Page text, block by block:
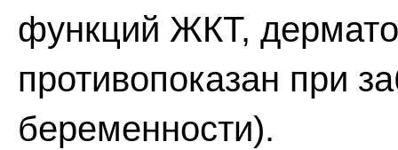
функций ЖКТ,
противопоказан при
беременности).